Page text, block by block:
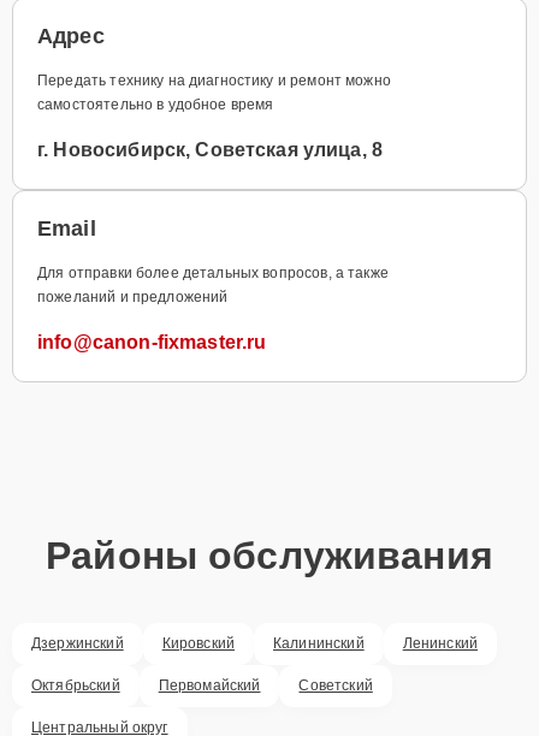
Адрес
Передать технику на диагностику и ремонт можно
самостоятельно в удобное время
г. Новосибирск, Советская улица, 8
Email
Для отправки более детальных вопросов, а также
пожеланий и предложений
info@canon-fixmaster.ru
Районы обслуживания
Дзержинский Кировский Калининский Ленинский
Октябрьский Первомайский Советский
Центральный округ